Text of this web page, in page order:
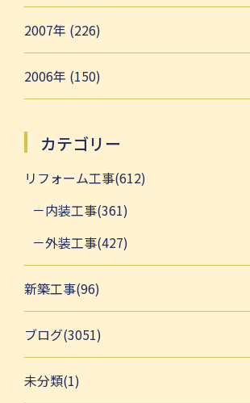
2007年 (226)
2006年 (150)
カテゴリー
リフォーム工事(612)
内装工事(361)
外装工事(427)
新築工事(96)
ブログ(3051)
未分類(1)